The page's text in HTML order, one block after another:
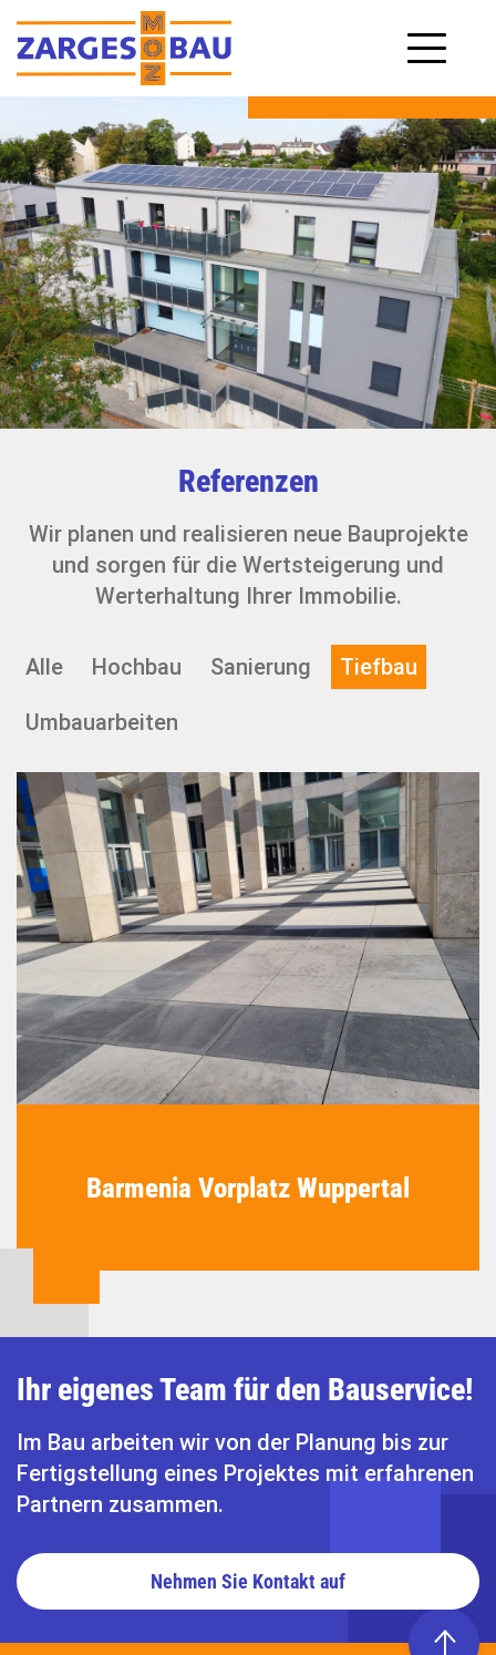
Referenzen
Wir planen und realisieren neue Bauprojekte
und sorgen für die Wertsteigerung und
Werterhaltung Ihrer Immobilie.
Alle Hochbau Sanierung Tiefbau
Umbauarbeiten
Barmenia Vorplatz Wuppertal
Ihr eigenes Team für den Bauservice!
Im Bau arbeiten wir von der Planung bis zur
Fertigstellung eines Projektes mit erfahrenen
Partnern zusammen.
Nehmen Sie Kontakt auf